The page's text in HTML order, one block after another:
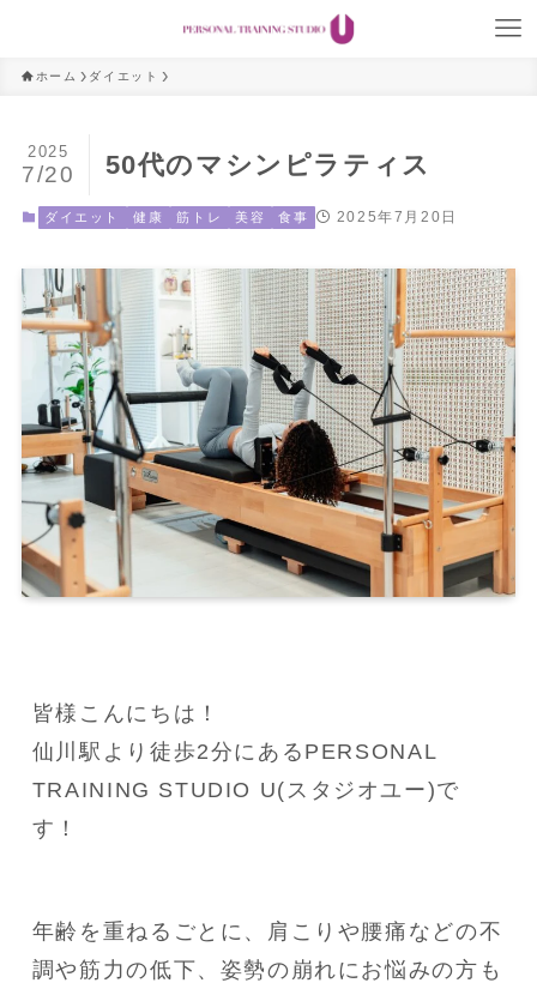
ホーム ダイエット
50代のマシンピラティス
2025
7/20
ダイエット 健康 筋トレ 美容 食事 2025年7月20日
皆様こんにちは！
仙川駅より徒歩2分にあるPERSONAL
TRAINING STUDIO U(スタジオユー)で
す！
年齢を重ねるごとに、肩こりや腰痛などの不
調や筋力の低下、姿勢の崩れにお悩みの方も